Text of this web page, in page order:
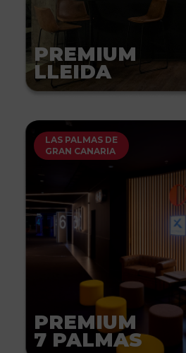
PREMIUM
LLEIDA
LAS PALMAS DE
GRAN CANARIA
PREMIUM
7 PALMAS